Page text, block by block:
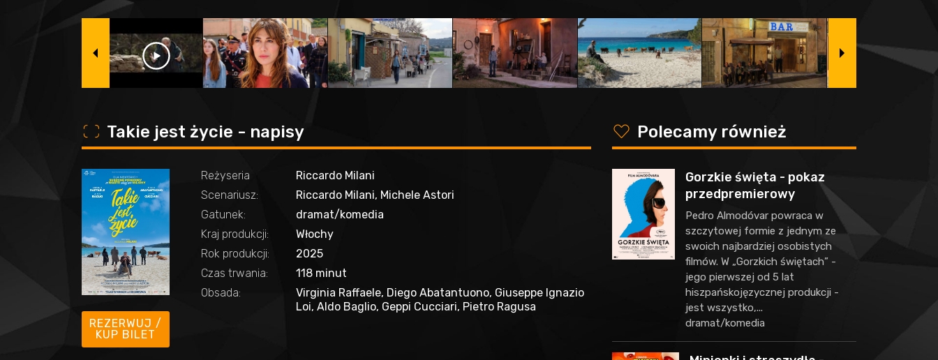
o Takie jest życie - napisy
REZERWUJ /
KUP BILET
Reżyseria
Riccardo Milani
Scenariusz:
Riccardo Milani, Michele Astori
Gatunek:
dramat/komedia
Kraj produkcji:
Włochy
Rok produkcji:
2025
Czas trwania:
118 minut
Obsada:
Virginia Raffaele, Diego Abatantuono, Giuseppe Ignazio
Loi, Aldo Baglio, Geppi Cucciari, Pietro Ragusa
y Polecamy również
Gorzkie święta - pokaz
przedpremierowy
Pedro Almodóvar powraca w
szczytowej formie z jednym ze
swoich najbardziej osobistych
filmów. W „Gorzkich świętach” -
jego pierwszej od 5 lat
hiszpańskojęzycznej produkcji -
jest wszystko,...
dramat/komedia